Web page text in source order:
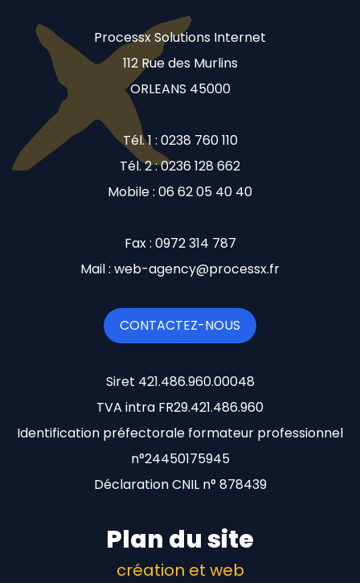
Processx Solutions Internet
112 Rue des Murlins
ORLEANS 45000
Tél. 1 : 0238 760 110
Tél. 2 : 0236 128 662
Mobile : 06 62 05 40 40
Fax : 0972 314 787
Mail : web-agency@processx.fr
CONTACTEZ-NOUS
Siret 421.486.960.00048
TVA intra FR29.421.486.960
Identification préfectorale formateur professionnel
n°24450175945
Déclaration CNIL n° 878439
Plan du site
création et web